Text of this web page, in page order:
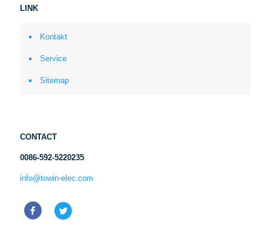
LINK
Kontakt
Service
Sitemap
CONTACT
0086-592-5220235
info@towin-elec.com